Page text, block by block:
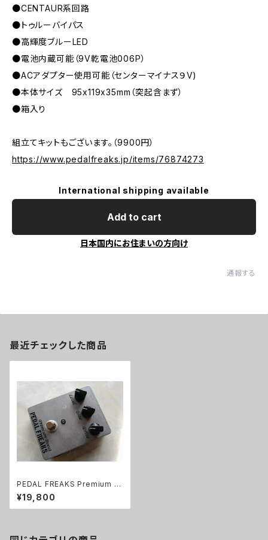
●CENTAUR系回路
●トゥルーバイパス
●高輝度ブルーLED
●電池内蔵可能（9V乾電池006P）
●ACアダプター使用可能（センターマイナス９V)
●本体サイズ 95x119x35mm（突起含まず）
●箱入り
組立てキットもございます。（9900円）
https://www.pedalfreaks.jp/items/76874273
International shipping available
Add to cart
日本国内にお住まいの方向け
通報する
最近チェックした商品
PEDAL FREAKS Premium B
oost 完成品
¥19,800